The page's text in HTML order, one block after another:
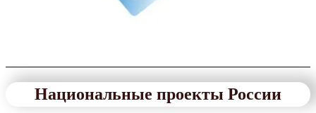
Национальные проекты России